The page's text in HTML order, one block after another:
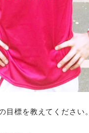
目標を教えてください。